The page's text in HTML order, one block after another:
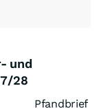
und
28
Pfandbrief